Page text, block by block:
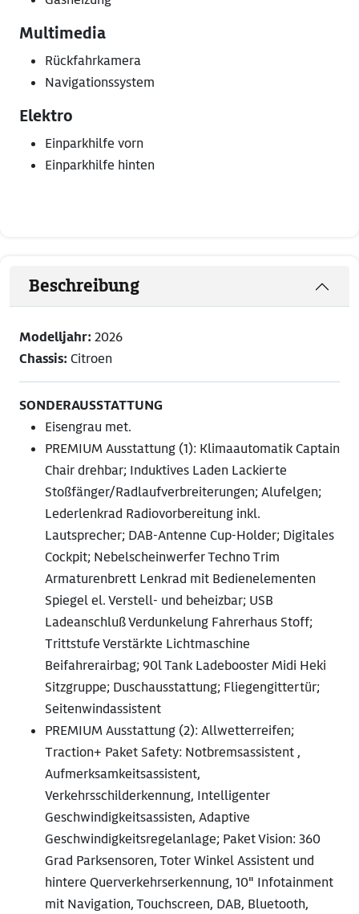
Multimedia
Rückfahrkamera
Navigationssystem
Elektro
Einparkhilfe vorn
Einparkhilfe hinten
Beschreibung
Modelljahr: 2026
Chassis: Citroen
SONDERAUSSTATTUNG
Eisengrau met.
PREMIUM Ausstattung (1): Klimaautomatik Captain
Chair drehbar; Induktives Laden Lackierte
Stoßfänger/Radlaufverbreiterungen; Alufelgen;
Lederlenkrad Radiovorbereitung inkl.
Lautsprecher; DAB-Antenne Cup-Holder; Digitales
Cockpit; Nebelscheinwerfer Techno Trim
Armaturenbrett Lenkrad mit Bedienelementen
Spiegel el. Verstell- und beheizbar; USB
Ladeanschluß Verdunkelung Fahrerhaus Stoff;
Trittstufe Verstärkte Lichtmaschine
Beifahrerairbag; 90l Tank Ladebooster Midi Heki
Sitzgruppe; Duschausstattung; Fliegengittertür;
Seitenwindassistent
PREMIUM Ausstattung (2): Allwetterreifen;
Traction+ Paket Safety: Notbremsassistent ,
Aufmerksamkeitsassistent,
Verkehrsschilderkennung, Intelligenter
Geschwindigkeitsassisten, Adaptive
Geschwindigkeitsregelanlage; Paket Vision: 360
Grad Parksensoren, Toter Winkel Assistent und
hintere Querverkehrserkennung, 10" Infotainment
mit Navigation, Touchscreen, DAB, Bluetooth,